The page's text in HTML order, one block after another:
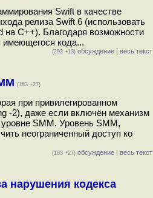
Swift в качестве
релиза Swift 6 (использовать
на С++). Благодаря возможности
имеющегося кода...
(293 +13) обсуждение | весь текст
(183 +27)
при привилегированном
-2), даже если включён механизм
SMM. Уровень SMM,
неограниченный доступ ко
(183 +27) обсуждение | весь текст
нарушения кодекса